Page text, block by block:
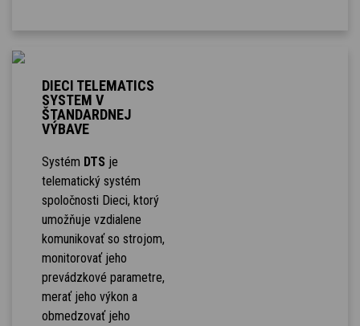
DIECI TELEMATICS
SYSTEM V
ŠTANDARDNEJ
VÝBAVE
Systém DTS je
telematický systém
spoločnosti Dieci, ktorý
umožňuje vzdialene
komunikovať so strojom,
monitorovať jeho
prevádzkové parametre,
merať jeho výkon a
obmedzovať jeho